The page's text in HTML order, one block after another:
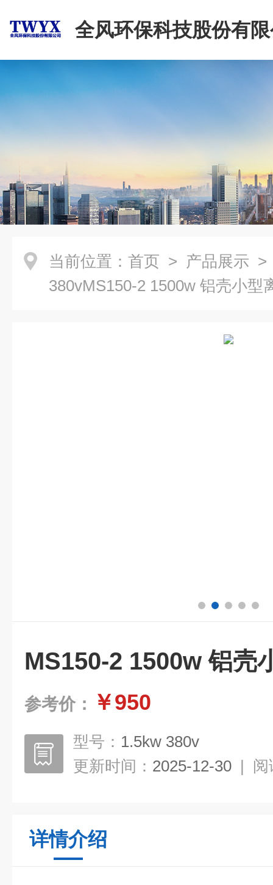
全风环保科技股份有
当前位置： 首页 > 产品展示
380vMS150-2 1500w 铝壳小型
MS150-2 1500w 铝壳
参考价： ￥950
型号： 1.5kw 380v
更新时间： 2025-12-30 | 阅
详情介绍